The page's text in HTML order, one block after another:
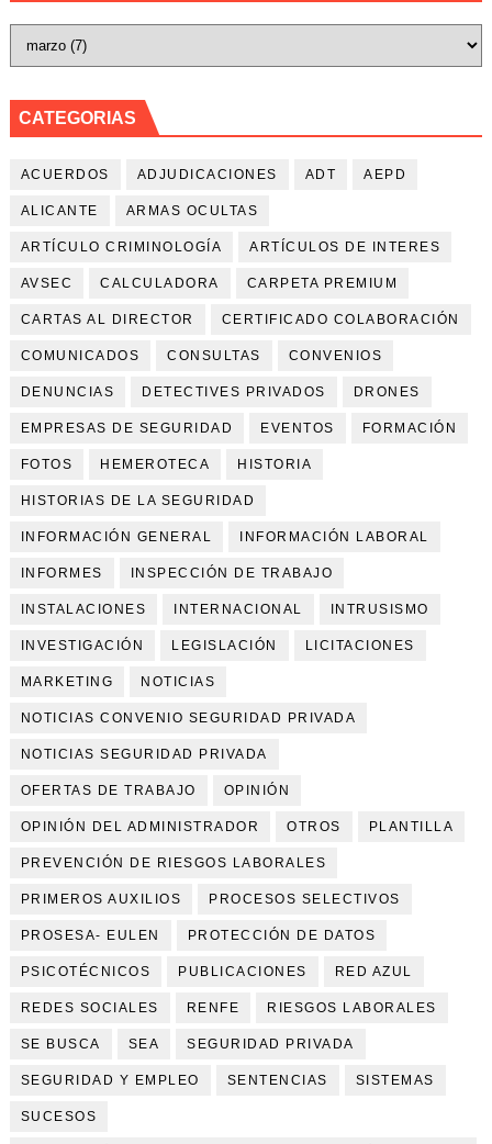
CATEGORIAS
ACUERDOS ADJUDICACIONES ADT AEPD
ALICANTE ARMAS OCULTAS
ARTÍCULO CRIMINOLOGÍA ARTÍCULOS DE INTERES
AVSEC CALCULADORA CARPETA PREMIUM
CARTAS AL DIRECTOR CERTIFICADO COLABORACIÓN
COMUNICADOS CONSULTAS CONVENIOS
DENUNCIAS DETECTIVES PRIVADOS DRONES
EMPRESAS DE SEGURIDAD EVENTOS FORMACIÓN
FOTOS HEMEROTECA HISTORIA
HISTORIAS DE LA SEGURIDAD
INFORMACIÓN GENERAL INFORMACIÓN LABORAL
INFORMES INSPECCIÓN DE TRABAJO
INSTALACIONES INTERNACIONAL INTRUSISMO
INVESTIGACIÓN LEGISLACIÓN LICITACIONES
MARKETING NOTICIAS
NOTICIAS CONVENIO SEGURIDAD PRIVADA
NOTICIAS SEGURIDAD PRIVADA
OFERTAS DE TRABAJO OPINIÓN
OPINIÓN DEL ADMINISTRADOR OTROS PLANTILLA
PREVENCIÓN DE RIESGOS LABORALES
PRIMEROS AUXILIOS PROCESOS SELECTIVOS
PROSESA- EULEN PROTECCIÓN DE DATOS
PSICOTÉCNICOS PUBLICACIONES RED AZUL
REDES SOCIALES RENFE RIESGOS LABORALES
SE BUSCA SEA SEGURIDAD PRIVADA
SEGURIDAD Y EMPLEO SENTENCIAS SISTEMAS
SUCESOS